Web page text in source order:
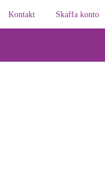
Kontakt
Skaffa konto